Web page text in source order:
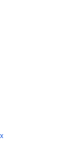
x